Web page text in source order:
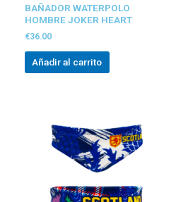
BAÑADOR WATERPOLO
HOMBRE JOKER HEART
€36.00
Añadir al carrito